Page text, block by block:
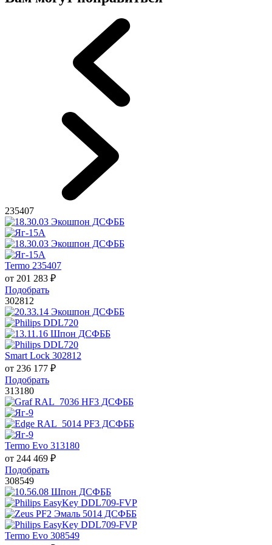
235407
Termo 235407
от 201 283 ₽
Подобрать
302812
Smart Lock 302812
от 236 177 ₽
Подобрать
313180
Termo Evo 313180
от 244 469 ₽
Подобрать
308549
Termo Evo 308549